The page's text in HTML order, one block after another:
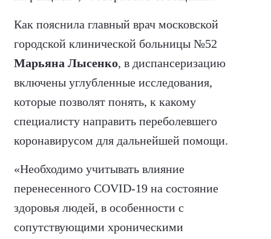
Как пояснила главный врач московской
городской клинической больницы №52
Марьяна Лысенко, в диспансеризацию
включены углубленные исследования,
которые позволят понять, к какому
специалисту направить переболевшего
коронавирусом для дальнейшей помощи.
«Необходимо учитывать влияние
перенесенного COVID-19 на состояние
здоровья людей, в особенности с
сопутствующими хроническими